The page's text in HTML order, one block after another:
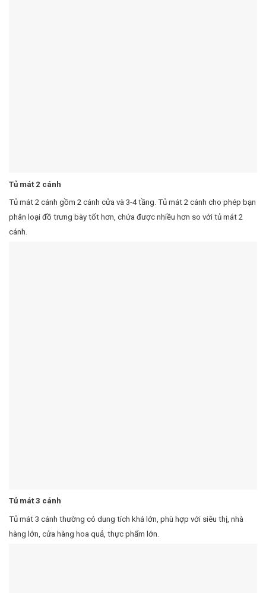
Tủ mát 2 cánh
Tủ mát 2 cánh gồm 2 cánh cửa và 3-4 tầng. Tủ mát 2 cánh cho phép bạn
phân loại đồ trưng bày tốt hơn, chứa được nhiều hơn so với tủ mát 2
cánh.
Tủ mát 3 cánh
Tủ mát 3 cánh thường có dung tích khá lớn, phù hợp với siêu thị, nhà
hàng lớn, cửa hàng hoa quả, thực phẩm lớn.